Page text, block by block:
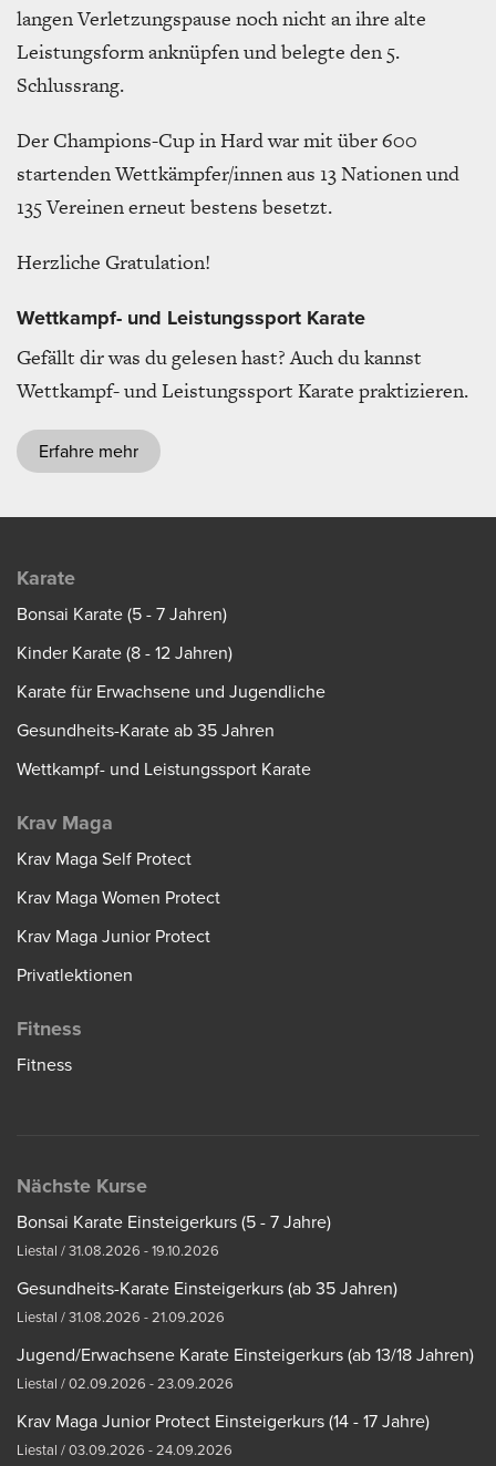
langen Verletzungspause noch nicht an ihre alte
Leistungsform anknüpfen und belegte den 5.
Schlussrang.
Der Champions-Cup in Hard war mit über 600
startenden Wettkämpfer/innen aus 13 Nationen und
135 Vereinen erneut bestens besetzt.
Herzliche Gratulation!
Wettkampf- und Leistungssport Karate
Gefällt dir was du gelesen hast? Auch du kannst
Wettkampf- und Leistungssport Karate praktizieren.
Erfahre mehr
Karate
Bonsai Karate (5 - 7 Jahren)
Kinder Karate (8 - 12 Jahren)
Karate für Erwachsene und Jugendliche
Gesundheits-Karate ab 35 Jahren
Wettkampf- und Leistungssport Karate
Krav Maga
Krav Maga Self Protect
Krav Maga Women Protect
Krav Maga Junior Protect
Privatlektionen
Fitness
Fitness
Nächste Kurse
Bonsai Karate Einsteigerkurs (5 - 7 Jahre)
Liestal / 31.08.2026 - 19.10.2026
Gesundheits-Karate Einsteigerkurs (ab 35 Jahren)
Liestal / 31.08.2026 - 21.09.2026
Jugend/Erwachsene Karate Einsteigerkurs (ab 13/18 Jahren)
Liestal / 02.09.2026 - 23.09.2026
Krav Maga Junior Protect Einsteigerkurs (14 - 17 Jahre)
Liestal / 03.09.2026 - 24.09.2026